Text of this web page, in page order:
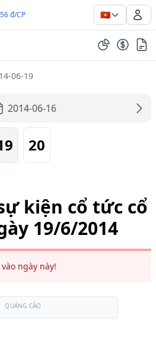
đ/CP 🇻🇳
06-19
2014-06-16
20
kiện cổ tức cổ
19/6/2014
ngày này!
QUẢNG CÁO